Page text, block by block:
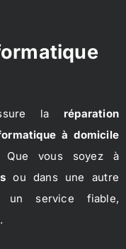
la réparation
à domicile
Que vous soyez à
ou dans une autre
un service fiable,